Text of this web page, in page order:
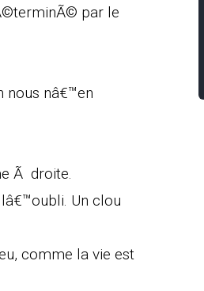
par le
nous nâ€™en
Ã droite.
Un clou
comme la vie est